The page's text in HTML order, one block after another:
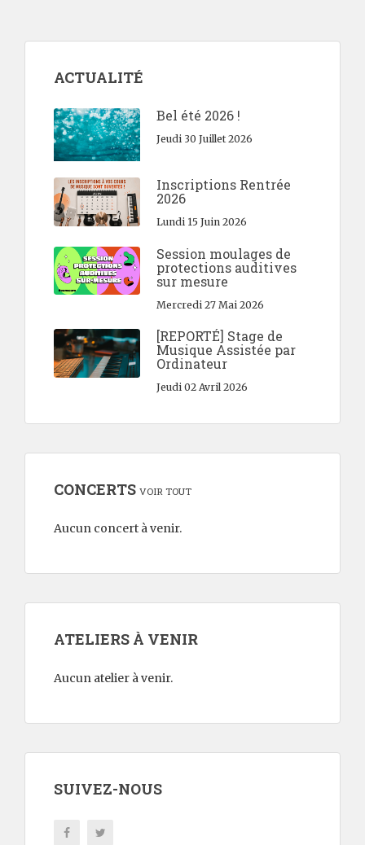
ACTUALITÉ
Bel été 2026 !
Jeudi 30 Juillet 2026
Inscriptions Rentrée
2026
Lundi 15 Juin 2026
Session moulages de
protections auditives
sur mesure
Mercredi 27 Mai 2026
[REPORTÉ] Stage de
Musique Assistée par
Ordinateur
Jeudi 02 Avril 2026
CONCERTS VOIR TOUT
Aucun concert à venir.
ATELIERS À VENIR
Aucun atelier à venir.
SUIVEZ-NOUS